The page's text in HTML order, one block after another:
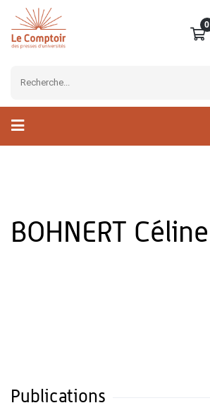
0
BOHNERT Céline
Publications